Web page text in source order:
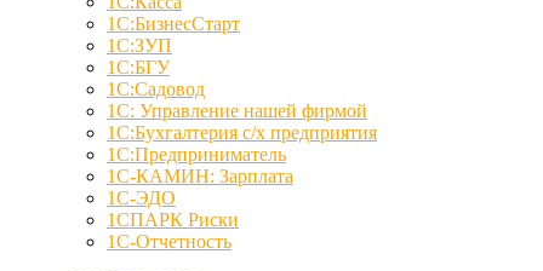
1С:БизнесСтарт
1С:ЗУП
1С:БГУ
1С:Садовод
1С: Управление нашей фирмой
1С:Бухгалтерия с/х предприятия
1С:Предприниматель
1С-КАМИН: Зарплата
1С-ЭДО
1СПАРК Риски
1С-Отчетность